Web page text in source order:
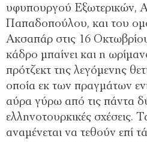
υφυπουργού Εξωτερικών,
Παπαδοπούλου, και του
Ακσαπάρ στις 16
κάδρο μπαίνει και η
πρότζεκτ της λεγόμενης
οποία εκ των πραγμάτων
αύρα γύρω από τις πάντα
ελληνοτουρκικές σχέσεις.
αναμένεται να τεθούν επί